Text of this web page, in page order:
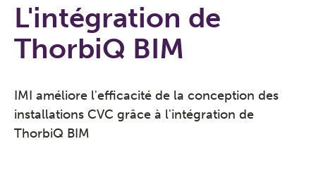
L'intégration de
ThorbiQ BIM
IMI améliore l'efficacité de la conception des
installations CVC grâce à l'intégration de
ThorbiQ BIM